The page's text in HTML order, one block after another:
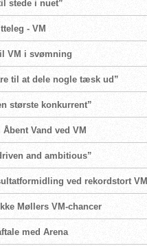
stede i nuet”
- VM
VM i svømning
til at dele nogle tæsk ud”
største konkurrent”
Vand ved VM
and ambitious”
ved rekordstort VM
Møllers VM-chancer
med Arena